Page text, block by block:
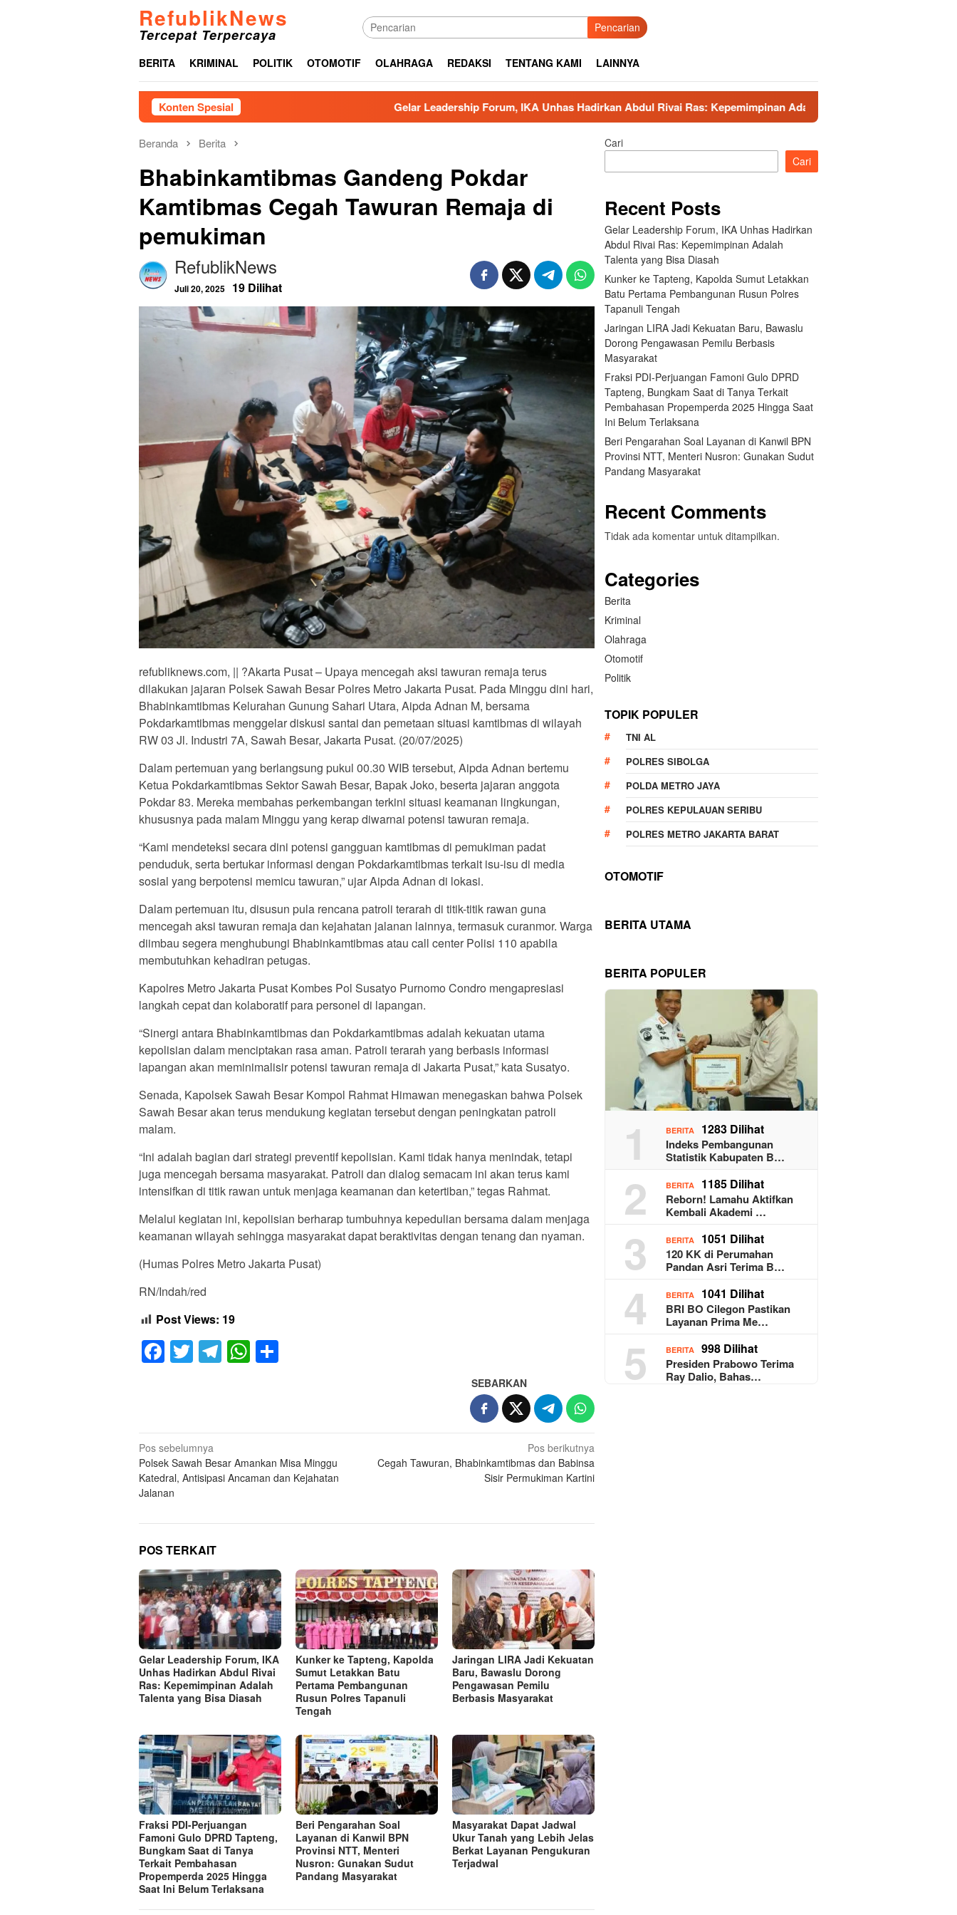
RefublikNews
Tercepat Terpercaya Pencarian
BERITA KRIMINAL POLITIK OTOMOTIF OLAHRAGA REDAKSI TENTANG KAMI LAINNYA
Konten Spesial Gelar Leadership Forum, IKA Unhas Hadirkan Abdul Rivai Ras: Kepemimpinan Adalah Talenta yang Bisa Diasah
Beranda Berita
Bhabinkamtibmas Gandeng Pokdar
Kamtibmas Cegah Tawuran Remaja di
pemukiman
RefublikNews
Juli 20, 2025 19 Dilihat
refubliknews.com, || ?Akarta Pusat – Upaya mencegah aksi tawuran remaja terus
dilakukan jajaran Polsek Sawah Besar Polres Metro Jakarta Pusat. Pada Minggu dini hari,
Bhabinkamtibmas Kelurahan Gunung Sahari Utara, Aipda Adnan M, bersama
Pokdarkamtibmas menggelar diskusi santai dan pemetaan situasi kamtibmas di wilayah
RW 03 Jl. Industri 7A, Sawah Besar, Jakarta Pusat. (20/07/2025)
Dalam pertemuan yang berlangsung pukul 00.30 WIB tersebut, Aipda Adnan bertemu
Ketua Pokdarkamtibmas Sektor Sawah Besar, Bapak Joko, beserta jajaran anggota
Pokdar 83. Mereka membahas perkembangan terkini situasi keamanan lingkungan,
khususnya pada malam Minggu yang kerap diwarnai potensi tawuran remaja.
“Kami mendeteksi secara dini potensi gangguan kamtibmas di pemukiman padat
penduduk, serta bertukar informasi dengan Pokdarkamtibmas terkait isu-isu di media
sosial yang berpotensi memicu tawuran,” ujar Aipda Adnan di lokasi.
Dalam pertemuan itu, disusun pula rencana patroli terarah di titik-titik rawan guna
mencegah aksi tawuran remaja dan kejahatan jalanan lainnya, termasuk curanmor. Warga
diimbau segera menghubungi Bhabinkamtibmas atau call center Polisi 110 apabila
membutuhkan kehadiran petugas.
Kapolres Metro Jakarta Pusat Kombes Pol Susatyo Purnomo Condro mengapresiasi
langkah cepat dan kolaboratif para personel di lapangan.
“Sinergi antara Bhabinkamtibmas dan Pokdarkamtibmas adalah kekuatan utama
kepolisian dalam menciptakan rasa aman. Patroli terarah yang berbasis informasi
lapangan akan meminimalisir potensi tawuran remaja di Jakarta Pusat,” kata Susatyo.
Senada, Kapolsek Sawah Besar Kompol Rahmat Himawan menegaskan bahwa Polsek
Sawah Besar akan terus mendukung kegiatan tersebut dengan peningkatan patroli
malam.
“Ini adalah bagian dari strategi preventif kepolisian. Kami tidak hanya menindak, tetapi
juga mencegah bersama masyarakat. Patroli dan dialog semacam ini akan terus kami
intensifkan di titik rawan untuk menjaga keamanan dan ketertiban,” tegas Rahmat.
Melalui kegiatan ini, kepolisian berharap tumbuhnya kepedulian bersama dalam menjaga
keamanan wilayah sehingga masyarakat dapat beraktivitas dengan tenang dan nyaman.
(Humas Polres Metro Jakarta Pusat)
RN/Indah/red
Post Views: 19
Facebook
TwitterTelegram
WhatsApp
SEBARKAN
Navigasi
pos
Pos sebelumnya
Polsek Sawah Besar Amankan Misa Minggu
Katedral, Antisipasi Ancaman dan Kejahatan
Jalanan
Pos berikutnya
Cegah Tawuran, Bhabinkamtibmas dan Babinsa
Sisir Permukiman Kartini
POS TERKAIT
Gelar Leadership Forum, IKA
Unhas Hadirkan Abdul Rivai
Ras: Kepemimpinan Adalah
Talenta yang Bisa Diasah
Kunker ke Tapteng, Kapolda
Sumut Letakkan Batu
Pertama Pembangunan
Rusun Polres Tapanuli
Tengah
Jaringan LIRA Jadi Kekuatan
Baru, Bawaslu Dorong
Pengawasan Pemilu
Berbasis Masyarakat
Fraksi PDI-Perjuangan
Famoni Gulo DPRD Tapteng,
Bungkam Saat di Tanya
Terkait Pembahasan
Propemperda 2025 Hingga
Saat Ini Belum Terlaksana
Beri Pengarahan Soal
Layanan di Kanwil BPN
Provinsi NTT, Menteri
Nusron: Gunakan Sudut
Pandang Masyarakat
Masyarakat Dapat Jadwal
Ukur Tanah yang Lebih Jelas
Berkat Layanan Pengukuran
Terjadwal
Cari
Cari
Recent Posts
Gelar Leadership Forum, IKA Unhas Hadirkan
Abdul Rivai Ras: Kepemimpinan Adalah
Talenta yang Bisa Diasah
Kunker ke Tapteng, Kapolda Sumut Letakkan
Batu Pertama Pembangunan Rusun Polres
Tapanuli Tengah
Jaringan LIRA Jadi Kekuatan Baru, Bawaslu
Dorong Pengawasan Pemilu Berbasis
Masyarakat
Fraksi PDI-Perjuangan Famoni Gulo DPRD
Tapteng, Bungkam Saat di Tanya Terkait
Pembahasan Propemperda 2025 Hingga Saat
Ini Belum Terlaksana
Beri Pengarahan Soal Layanan di Kanwil BPN
Provinsi NTT, Menteri Nusron: Gunakan Sudut
Pandang Masyarakat
Recent Comments
Tidak ada komentar untuk ditampilkan.
Categories
Berita
Kriminal
Olahraga
Otomotif
Politik
TOPIK POPULER
TNI AL
POLRES SIBOLGA
POLDA METRO JAYA
POLRES KEPULAUAN SERIBU
POLRES METRO JAKARTA BARAT
OTOMOTIF
BERITA UTAMA
BERITA POPULER
1 BERITA 1283 Dilihat
Indeks Pembangunan
Statistik Kabupaten B…
2 BERITA 1185 Dilihat
Reborn! Lamahu Aktifkan
Kembali Akademi …
3 BERITA 1051 Dilihat
120 KK di Perumahan
Pandan Asri Terima B…
4 BERITA 1041 Dilihat
BRI BO Cilegon Pastikan
Layanan Prima Me…
5 BERITA 998 Dilihat
Presiden Prabowo Terima
Ray Dalio, Bahas…